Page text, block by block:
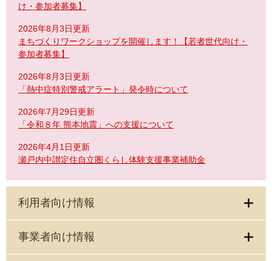
け・参加者募集】
2026年8月3日更新
まちづくりワークショップを開催します！【若者世代向け・
参加者募集】
2026年8月3日更新
「熱中症特別警戒アラート」発令時について
2026年7月29日更新
「令和８年 熊本地震」への支援について
2026年4月1日更新
瀬戸内中讃定住自立圏くらし体験支援事業補助金
利用者向け情報
事業者向け情報